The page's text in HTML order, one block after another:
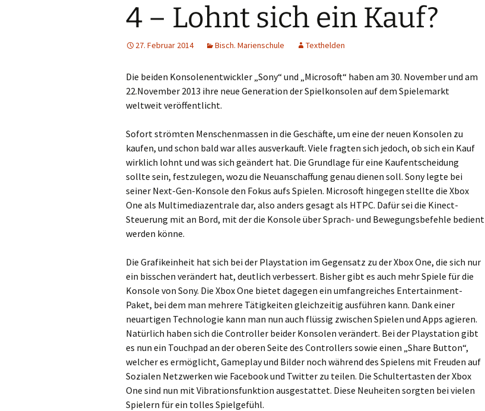
Willich
4 – Lohnt sich ein Kauf?
27. Februar 2014 Bisch. Marienschule Texthelden
Die beiden Konsolenentwickler „Sony“ und „Microsoft“ haben am 30. November und am
22.November 2013 ihre neue Generation der Spielkonsolen auf dem Spielemarkt
weltweit veröffentlicht.
Sofort strömten Menschenmassen in die Geschäfte, um eine der neuen Konsolen zu
kaufen, und schon bald war alles ausverkauft. Viele fragten sich jedoch, ob sich ein Kauf
wirklich lohnt und was sich geändert hat. Die Grundlage für eine Kaufentscheidung
sollte sein, festzulegen, wozu die Neuanschaffung genau dienen soll. Sony legte bei
seiner Next-Gen-Konsole den Fokus aufs Spielen. Microsoft hingegen stellte die Xbox
One als Multimediazentrale dar, also anders gesagt als HTPC. Dafür sei die Kinect-
Steuerung mit an Bord, mit der die Konsole über Sprach- und Bewegungsbefehle bedient
werden könne.
Die Grafikeinheit hat sich bei der Playstation im Gegensatz zu der Xbox One, die sich nur
ein bisschen verändert hat, deutlich verbessert. Bisher gibt es auch mehr Spiele für die
Konsole von Sony. Die Xbox One bietet dagegen ein umfangreiches Entertainment-
Paket, bei dem man mehrere Tätigkeiten gleichzeitig ausführen kann. Dank einer
neuartigen Technologie kann man nun auch flüssig zwischen Spielen und Apps agieren.
Natürlich haben sich die Controller beider Konsolen verändert. Bei der Playstation gibt
es nun ein Touchpad an der oberen Seite des Controllers sowie einen „Share Button“,
welcher es ermöglicht, Gameplay und Bilder noch während des Spielens mit Freuden auf
Sozialen Netzwerken wie Facebook und Twitter zu teilen. Die Schultertasten der Xbox
One sind nun mit Vibrationsfunktion ausgestattet. Diese Neuheiten sorgten bei vielen
Spielern für ein tolles Spielgefühl.